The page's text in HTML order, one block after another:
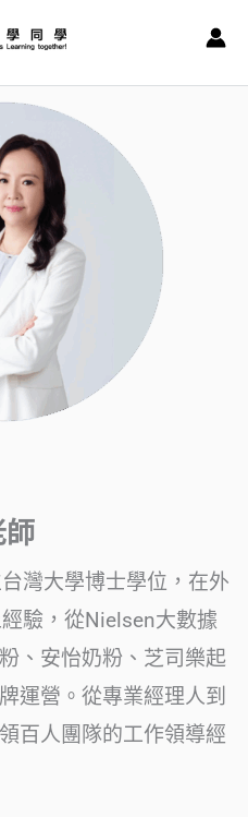
師
灣大學博士學位，在外
驗，從Nielsen大數據
、安怡奶粉、芝司樂起
運營。從專業經理人到
百人團隊的工作領導經